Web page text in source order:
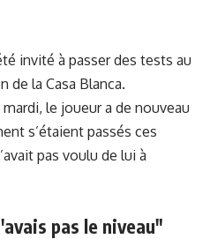
invité à passer des tests au
de la Casa Blanca.
le joueur a de nouveau
s’étaient passés ces
pas voulu de lui à
pas le niveau"